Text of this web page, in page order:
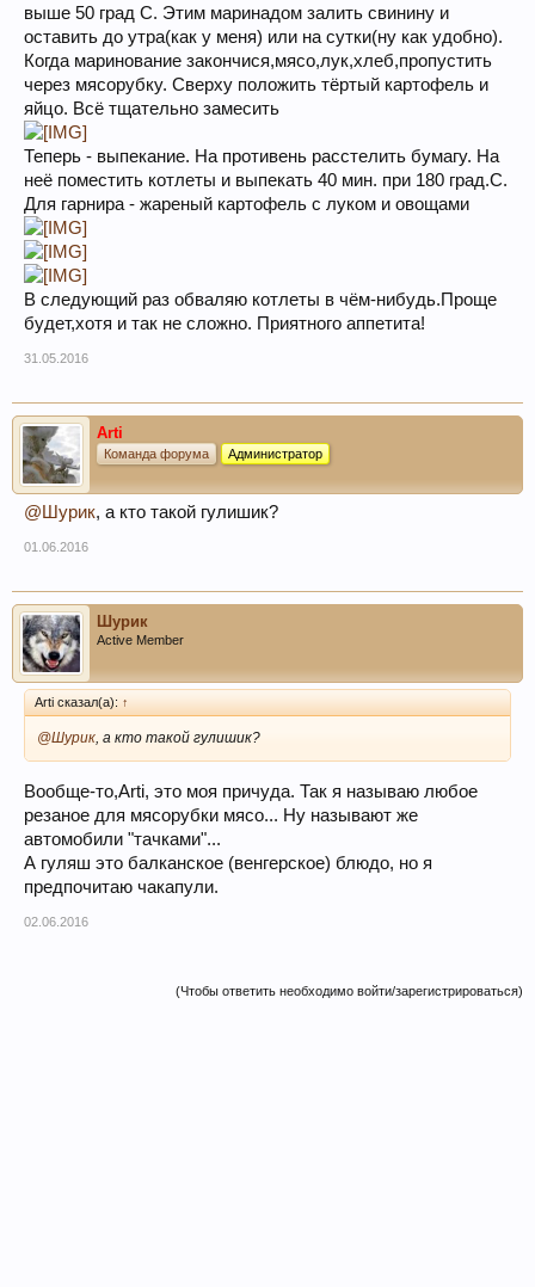
выше 50 град С. Этим маринадом залить свинину и
оставить до утра(как у меня) или на сутки(ну как удобно).
Когда маринование закончися,мясо,лук,хлеб,пропустить
через мясорубку. Сверху положить тёртый картофель и
яйцо. Всё тщательно замесить
Теперь - выпекание. На противень расстелить бумагу. На
неё поместить котлеты и выпекать 40 мин. при 180 град.С.
Для гарнира - жареный картофель с луком и овощами
В следующий раз обваляю котлеты в чём-нибудь.Проще
будет,хотя и так не сложно. Приятного аппетита!
31.05.2016
Arti
Команда форума Администратор
@Шурик, а кто такой гулишик?
01.06.2016
Шурик
Active Member
Arti сказал(а): ↑
@Шурик, а кто такой гулишик?
Вообще-то,Arti, это моя причуда. Так я называю любое
резаное для мясорубки мясо... Ну называют же
автомобили "тачками"...
А гуляш это балканское (венгерское) блюдо, но я
предпочитаю чакапули.
02.06.2016
(Чтобы ответить необходимо войти/зарегистрироваться)